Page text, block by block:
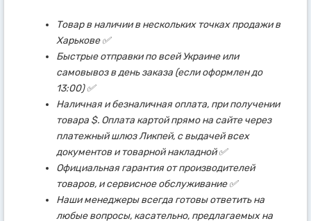
Товар в наличии в нескольких точках продажи в
Харькове ✅
Быстрые отправки по всей Украине или
самовывоз в день заказа (если оформлен до
13:00) ✅
Наличная и безналичная оплата, при получении
товара $. Оплата картой прямо на сайте через
платежный шлюз Ликпей, с выдачей всех
документов и товарной накладной ✅
Официальная гарантия от производителей
товаров, и сервисное обслуживание ✅
Наши менеджеры всегда готовы ответить на
любые вопросы, касательно, предлагаемых на